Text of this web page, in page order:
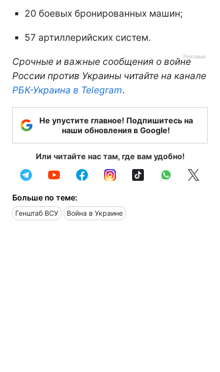
20 боевых бронированных машин;
57 артиллерийских систем.
Срочные и важные сообщения о войне
России против Украины читайте на канале
РБК-Украина в Telegram.
Не упустите главное! Подпишитесь на
наши обновления в Google!
Или читайте нас там, где вам удобно!
Больше по теме:
Генштаб ВСУ Война в Украине